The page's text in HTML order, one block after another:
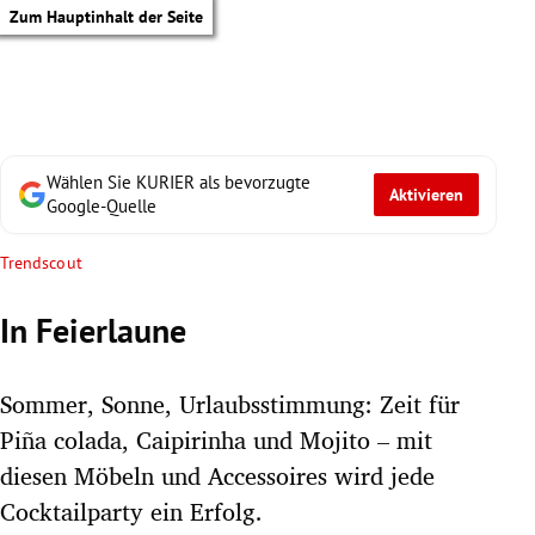
Zum Hauptinhalt der Seite
Untermenü
Wählen Sie KURIER als bevorzugte
Google-Quelle
Aktivieren
Trendscout
In Feierlaune
Sommer, Sonne, Urlaubsstimmung: Zeit für
Piña colada, Caipirinha und Mojito – mit
diesen Möbeln und Accessoires wird jede
Cocktailparty ein Erfolg.